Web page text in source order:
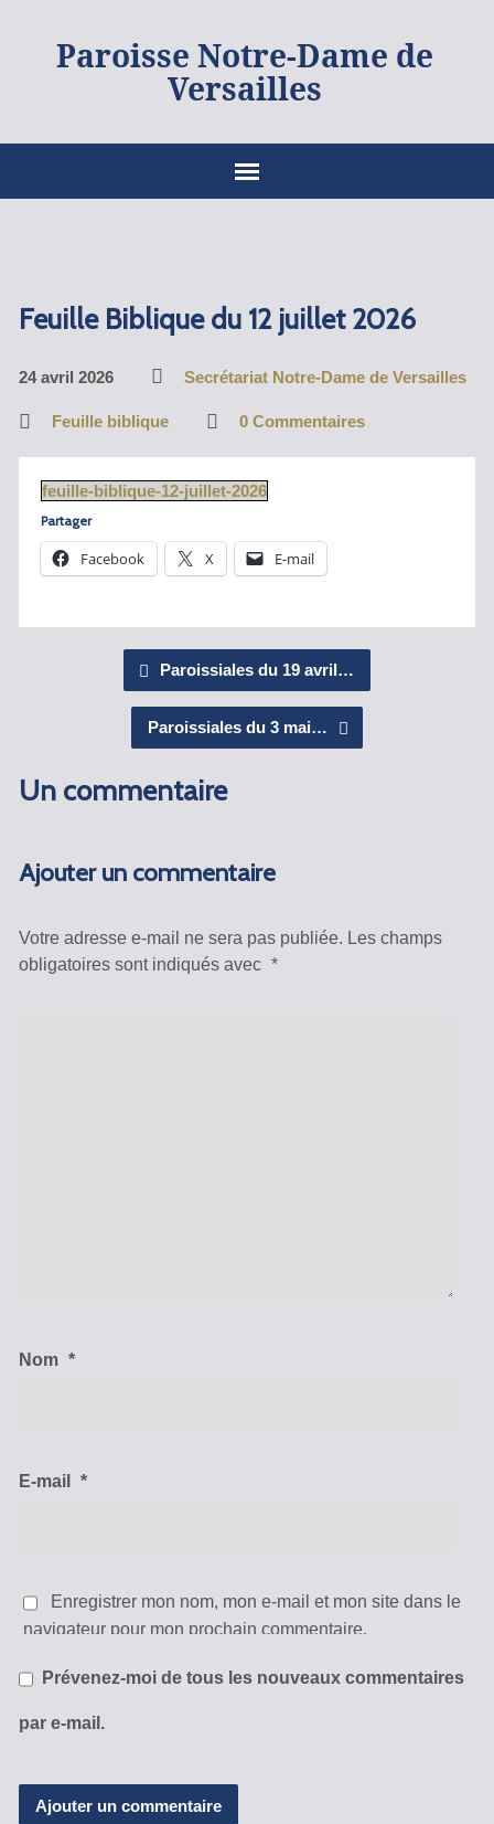
Paroisse Notre-Dame de
Versailles
Feuille Biblique du 12 juillet 2026
24 avril 2026 Secrétariat Notre-Dame de Versailles
Feuille biblique 0 Commentaires
feuille-biblique-12-juillet-2026
Partager
Facebook X E-mail
Paroissiales du 19 avril…
Paroissiales du 3 mai…
Un commentaire
Ajouter un commentaire
Votre adresse e-mail ne sera pas publiée. Les champs
obligatoires sont indiqués avec *
Nom *
E-mail *
Enregistrer mon nom, mon e-mail et mon site dans le
navigateur pour mon prochain commentaire.
Prévenez-moi de tous les nouveaux commentaires
par e-mail.